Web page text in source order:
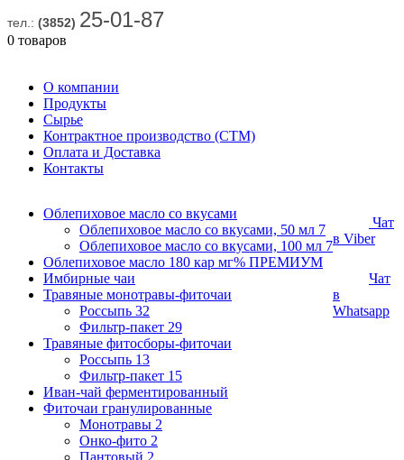
тел.: (3852) 25-01-87
0 товаров
О компании
Продукты
Сырье
Контрактное производство (СТМ)
Оплата и Доставка
Контакты
Облепиховое масло со вкусами
Облепиховое масло со вкусами, 50 мл 7
Облепиховое масло со вкусами, 100 мл 7
Облепиховое масло 180 кар мг% ПРЕМИУМ
Имбирные чаи
Травяные монотравы-фиточаи
Россыпь 32
Фильтр-пакет 29
Травяные фитосборы-фиточаи
Россыпь 13
Фильтр-пакет 15
Иван-чай ферментированный
Фиточаи гранулированные
Монотравы 2
Онко-фито 2
Пантовый 2
Чат
в Viber
Чат
в
Whatsapp